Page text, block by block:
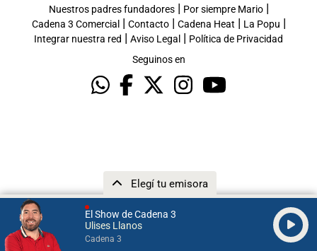
El Show de Cadena 3
Ulises Llanos
Cadena 3
Elegí tu emisora
Nuestros padres fundadores| Por siempre Mario|
Cadena 3 Comercial | Contacto| Cadena Heat | La Popu |
Integrar nuestra red | Aviso Legal | Política de Privacidad
Seguinos en